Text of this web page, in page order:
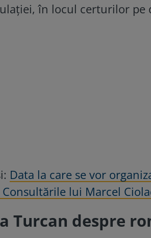
în locul certurilor pe
Data la care se vor
lui Marcel
Turcan despre